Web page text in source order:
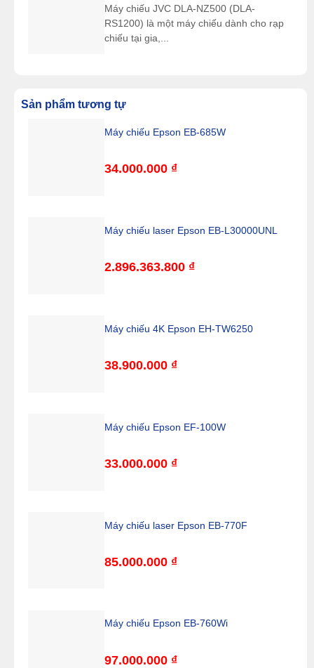
có chân điều chỉnh
405x404x164mm
8.0kg
Máy chiếu JVC DLA-NZ500 (DLA-
RS1200) là một máy chiếu dành cho rạp
chiếu tại gia,...
Sản phẩm tương tự
Máy chiếu Epson EB-685W
34.000.000 ₫
Máy chiếu laser Epson EB-L30000UNL
2.896.363.800 ₫
Máy chiếu 4K Epson EH-TW6250
38.900.000 ₫
Máy chiếu Epson EF-100W
33.000.000 ₫
Máy chiếu laser Epson EB-770F
85.000.000 ₫
Máy chiếu Epson EB-760Wi
97.000.000 ₫